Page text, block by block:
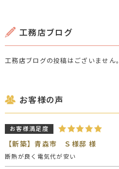
工務店ブログ
工務店ブログの投稿はございません。
お客様の声
お客様満足度
【新築】青森市 Ｓ様邸 様
断熱が良く電気代が安い